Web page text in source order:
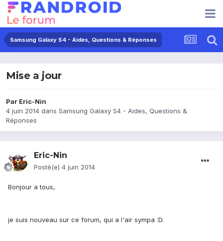
Samsung Galaxy S4 - Aides, Questions & Réponses
Mise a jour
Par Eric-Nin
4 juin 2014 dans Samsung Galaxy S4 - Aides, Questions &
Réponses
Eric-Nin
Posté(e) 4 juin 2014
Bonjour a tous,
je suis nouveau sur ce forum, qui a l'air sympa :D.